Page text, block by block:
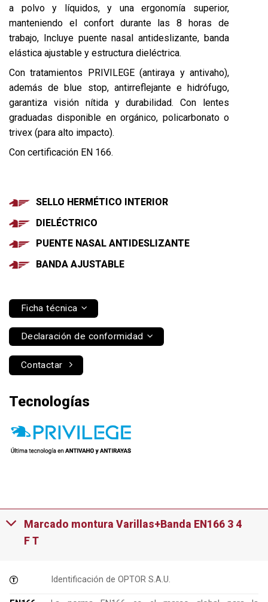
a polvo y líquidos, y una ergonomía superior,
manteniendo el confort durante las 8 horas de
trabajo, Incluye puente nasal antideslizante, banda
elástica ajustable y estructura dieléctrica.
Con tratamientos PRIVILEGE (antiraya y antivaho),
además de blue stop, antirreflejante e hidrófugo,
garantiza visión nítida y durabilidad. Con lentes
graduadas disponible en orgánico, policarbonato o
trivex (para alto impacto).
Con certificación EN 166.
SELLO HERMÉTICO INTERIOR
DIELÉCTRICO
PUENTE NASAL ANTIDESLIZANTE
BANDA AJUSTABLE
Ficha técnica
Declaración de conformidad
Contactar
Tecnologías
Marcado montura Varillas+Banda EN166 3 4
F T
Identificación de OPTOR S.A.U.